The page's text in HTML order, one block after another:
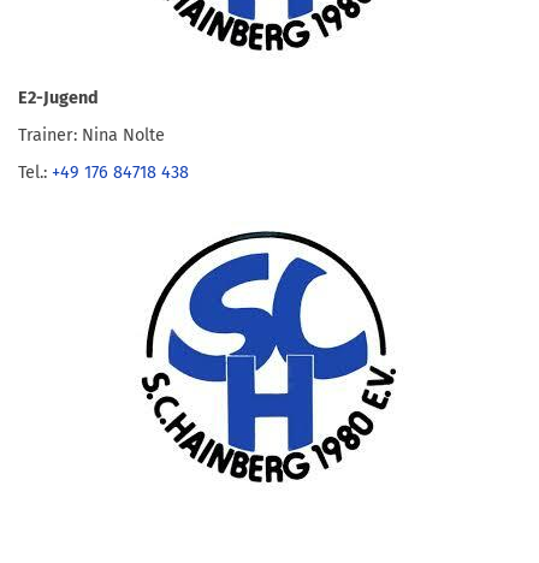
E2-Jugend
Trainer: Nina Nolte
Tel.: +49 176 84718 438